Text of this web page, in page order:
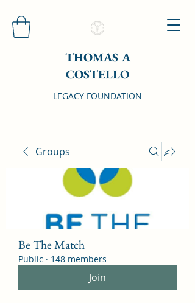
THOMAS A
COSTELLO
LEGACY FOUNDATION
Groups
Be The Match
Public · 148 members
Join